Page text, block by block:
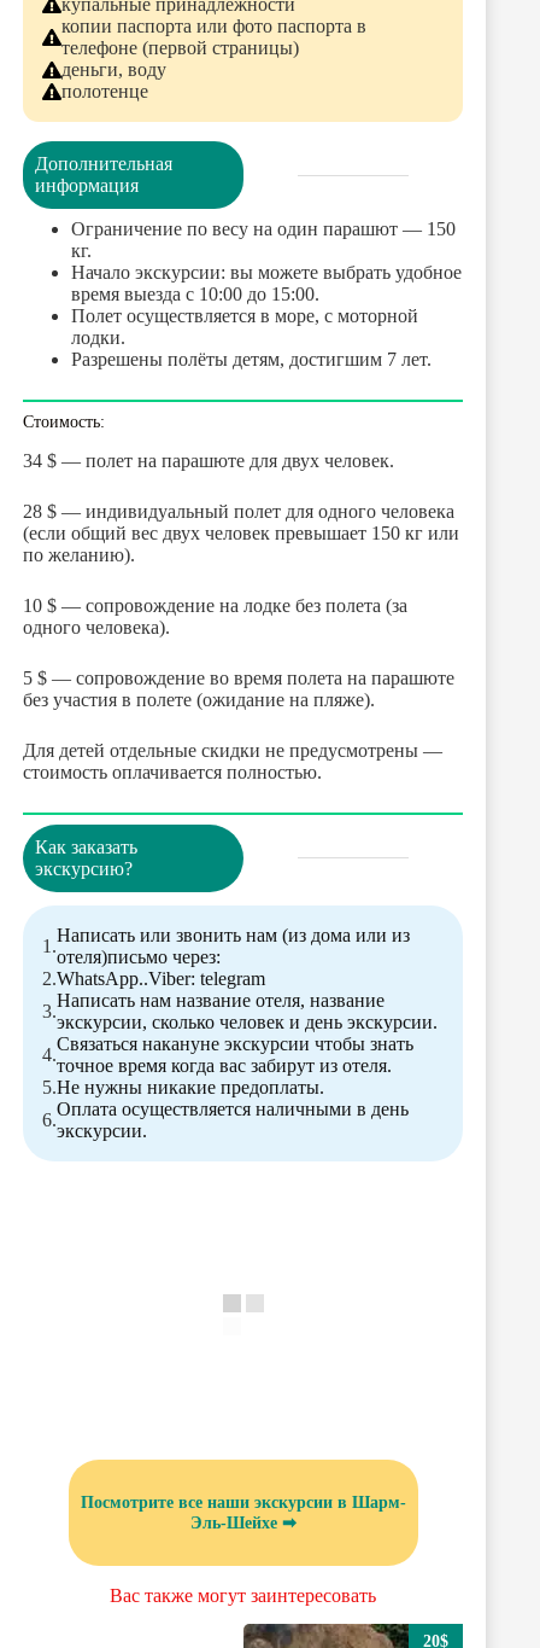
купальные принадлежности
копии паспорта или фото паспорта в
телефоне (первой страницы)
деньги, воду
полотенце
Дополнительная
информация
Ограничение по весу на один парашют — 150
кг.
Начало экскурсии: вы можете выбрать удобное
время выезда с 10:00 до 15:00.
Полет осуществляется в море, с моторной
лодки.
Разрешены полёты детям, достигшим 7 лет.
Стоимость:
34 $ — полет на парашюте для двух человек.
28 $ — индивидуальный полет для одного человека
(если общий вес двух человек превышает 150 кг или
по желанию).
10 $ — сопровождение на лодке без полета (за
одного человека).
5 $ — сопровождение во время полета на парашюте
без участия в полете (ожидание на пляже).
Для детей отдельные скидки не предусмотрены —
стоимость оплачивается полностью.
Как заказать
экскурсию?
Написать или звонить нам (из дома или из
отеля)письмо через:
WhatsApp..Viber: telegram
Написать нам название отеля, название
экскурсии, сколько человек и день экскурсии.
Связаться накануне экскурсии чтобы знать
точное время когда вас забирут из отеля.
Не нужны никакие предоплаты.
Оплата осуществляется наличными в день
экскурсии.
Посмотрите все наши экскурсии в Шарм-
Эль-Шейхе ➡
Вас также могут заинтересовать
20$